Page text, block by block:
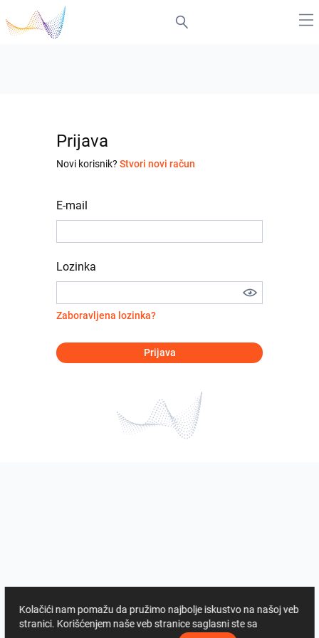
Prijava
Novi korisnik? Stvori novi račun
E-mail
Lozinka
Zaboravljena lozinka?
Prijava
Kolačići nam pomažu da pružimo najbolje iskustvo na našoj veb
stranici. Korišćenjem naše veb stranice saglasni ste sa